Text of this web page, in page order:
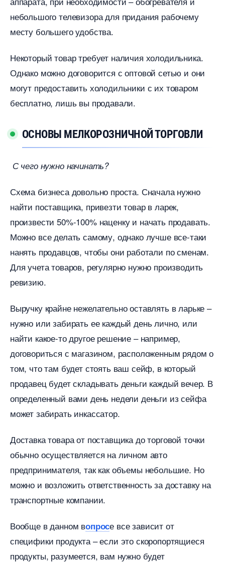
небольшого телевизора для придания рабочему
месту большего удобства.
Некоторый товар требует наличия холодильника.
Однако можно договорится с оптовой сетью и они
могут предоставить холодильники с их товаром
есплатно, лишь вы продавали.
ОСНОВЫ МЕЛКОРОЗНИЧНОЙ ТОРГОВЛИ
С чего нужно начинать?
Схема бизнеса довольно проста. Сначала нужно
найти поставщика, привезти товар в ларек,
произвести 50%-100% наценку и начать продавать.
Можно все делать самому, однако лучше все-таки
нанять продавцов, чтобы они работали по сменам.
Для учета товаров, регулярно нужно производить
ревизию.
ыручку крайне нежелательно оставлять в ларьке –
нужно или забирать ее каждый день лично, или
найти какое-то другое решение – например,
договориться с магазином, расположенным рядом о
том, что там будет стоять ваш сейф, в который
продавец будет складывать деньги каждый вечер.
определенный вами день недели деньги из сейфа
может забирать инкассатор.
Доставка товара от поставщика до торговой точки
обычно осуществляется на личном авто
предпринимателя, так как объемы небольшие. Но
можно и возложить ответственность за доставку на
транспортные компании.
ообще в данномопросе все зависит от
специфики продукта – если это скоропортящиеся
продукты, разумеется, вам нужно будет